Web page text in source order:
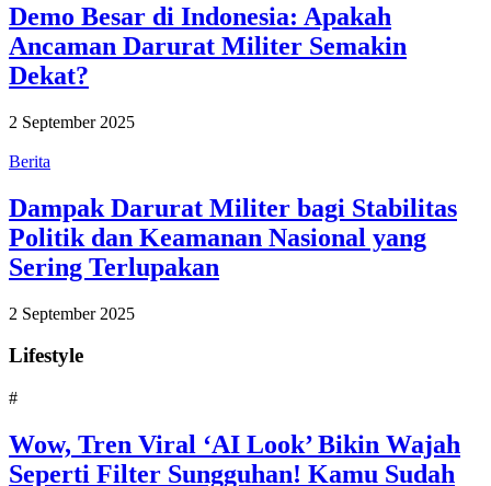
Demo Besar di Indonesia: Apakah
Ancaman Darurat Militer Semakin
Dekat?
2 September 2025
Berita
Dampak Darurat Militer bagi Stabilitas
Politik dan Keamanan Nasional yang
Sering Terlupakan
2 September 2025
Lifestyle
#
Wow, Tren Viral ‘AI Look’ Bikin Wajah
Seperti Filter Sungguhan! Kamu Sudah